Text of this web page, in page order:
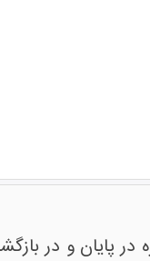
پایان و در